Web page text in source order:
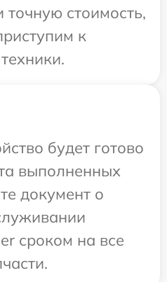
точную стоимость,
к
будет готово
выполненных
документ о
сроком на все